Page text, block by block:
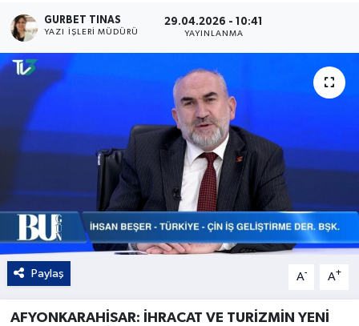
GURBET TINAS
YAZI İŞLERI MÜDÜRÜ
29.04.2026 - 10:41
YAYINLANMA
Paylaş A- A+
AFYONKARAHİSAR: İHRACAT VE TURİZMİN YENİ